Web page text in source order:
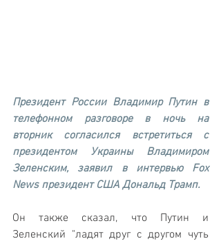
Президент России Владимир Путин в
телефонном разговоре в ночь на
вторник согласился встретиться с
президентом Украины Владимиром
Зеленским, заявил в интервью Fox
News президент США Дональд Трамп.
Он также сказал, что Путин и
Зеленский "ладят друг с другом чуть